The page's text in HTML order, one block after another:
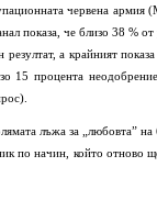
червена
показа, че близо 38 % от
а крайният
15 процента
лъжа за „любовта” на
по начин, който отново